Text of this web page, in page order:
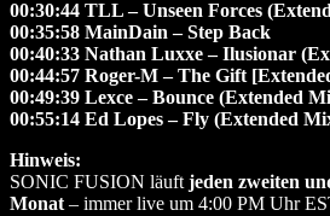
00:30:44 TLL – Unseen Forces
00:35:58 MainDain – Step Back
00:40:33 Nathan Luxxe – Ilusionar
00:44:57 Roger-M – The Gift
00:49:39 Lexce – Bounce (Extended
00:55:14 Ed Lopes – Fly (Extended
Hinweis:
SONIC FUSION läuft jeden zweiten
Monat – immer live um 4:00 PM Uhr